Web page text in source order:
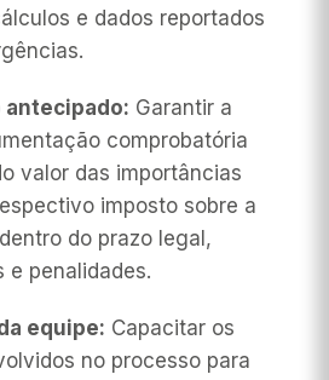
e dados reportados
antecipado: Garantir a
comprobatória
valor das importâncias
imposto sobre a
do prazo legal,
e penalidades.
equipe: Capacitar os
no processo para